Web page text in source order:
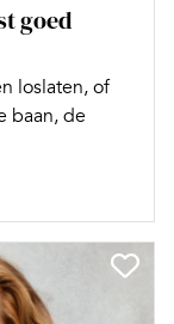
goed
loslaten, of
baan, de